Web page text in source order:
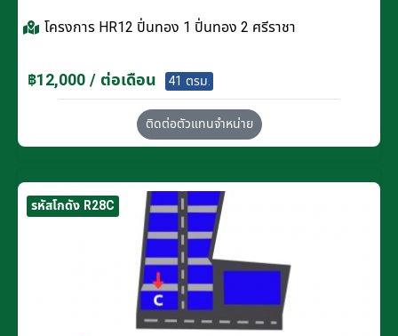
โครงการ HR12 ปิ่นทอง 1 ปิ่นทอง 2 ศรีราชา
฿12,000 / ต่อเดือน 41 ตรม.
ติดต่อตัวแทนจำหน่าย
รหัสโกดัง R28C